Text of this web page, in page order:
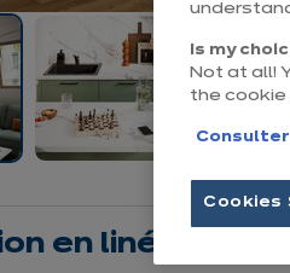
en linéaire
Is my
Not at all!
the
Cookies